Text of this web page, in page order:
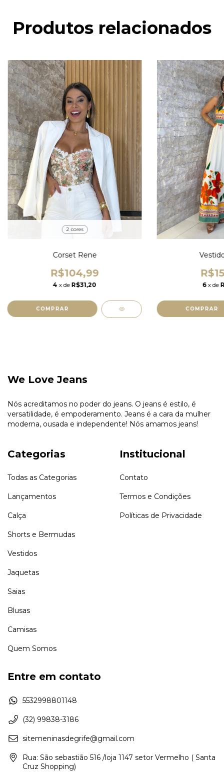
Produtos relacionados
2 cores
Corset Rene
R$104,99
4 x de R$31,20
COMPRAR
6 x de
We Love Jeans
Nós acreditamos no poder do jeans. O jeans é estilo, é
versatilidade, é empoderamento. Jeans é a cara da mulher
moderna, ousada e independente! Nós amamos jeans!
Categorias
Todas as Categorias
Lançamentos
Calça
Shorts e Bermudas
Vestidos
Jaquetas
Saias
Blusas
Camisas
Quem Somos
Institucional
Contato
Termos e Condições
Políticas de Privacidade
Entre em contato
5532998801148
(32) 99838-3186
sitemeninasdegrife@gmail.com
Rua: São sebastião 516 /loja 1147 setor Vermelho ( Santa
Cruz Shopping)